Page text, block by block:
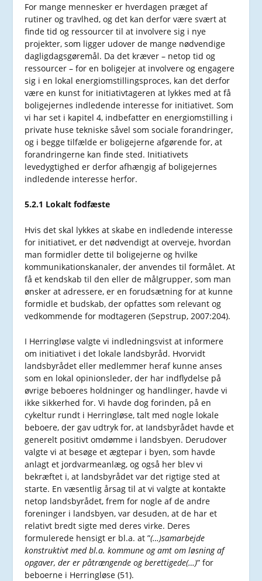
For mange mennesker er hverdagen præget af
rutiner og travlhed, og det kan derfor være svært at
finde tid og ressourcer til at involvere sig i nye
projekter, som ligger udover de mange nødvendige
dagligdagsgøremål. Da det kræver – netop tid og
ressourcer – for en boligejer at involvere og engagere
sig i en lokal energiomstillingsproces, kan det derfor
være en kunst for initiativtageren at lykkes med at få
boligejernes indledende interesse for initiativet. Som
vi har set i kapitel 4, indbefatter en energiomstilling i
private huse tekniske såvel som sociale forandringer,
og i begge tilfælde er boligejerne afgørende for, at
forandringerne kan finde sted. Initiativets
levedygtighed er derfor afhængig af boligejernes
indledende interesse herfor.
5.2.1 Lokalt fodfæste
Hvis det skal lykkes at skabe en indledende interesse
for initiativet, er det nødvendigt at overveje, hvordan
man formidler dette til boligejerne og hvilke
kommunikationskanaler, der anvendes til formålet. At
få et kendskab til den eller de målgrupper, som man
ønsker at adressere, er en forudsætning for at kunne
formidle et budskab, der opfattes som relevant og
vedkommende for modtageren (Sepstrup, 2007:204).
I Herringløse valgte vi indledningsvist at informere
om initiativet i det lokale landsbyråd. Hvorvidt
landsbyrådet eller medlemmer heraf kunne anses
som en lokal opinionsleder, der har indflydelse på
øvrige beboeres holdninger og handlinger, havde vi
ikke sikkerhed for. Vi havde dog forinden, på en
cykeltur rundt i Herringløse, talt med nogle lokale
beboere, der gav udtryk for, at Iandsbyrådet havde et
generelt positivt omdømme i landsbyen. Derudover
valgte vi at besøge et ægtepar i byen, som havde
anlagt et jordvarmeanlæg, og også her blev vi
bekræftet i, at landsbyrådet var det rigtige sted at
starte. En væsentlig årsag til at vi valgte at kontakte
netop landsbyrådet, frem for nogle af de andre
foreninger i landsbyen, var desuden, at de har et
relativt bredt sigte med deres virke. Deres
formulerede hensigt er bl.a. at ”(…)samarbejde
konstruktivt med bl.a. kommune og amt om løsning af
opgaver, der er påtrængende og berettigede(…)” for
beboerne i Herringløse (51).